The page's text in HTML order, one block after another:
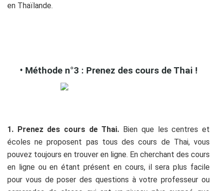
en Thaïlande.
• Méthode n°3 : Prenez des cours de Thai !
1. Prenez des cours de Thai. Bien que les centres et
écoles ne proposent pas tous des cours de Thai, vous
pouvez toujours en trouver en ligne. En cherchant des cours
en ligne ou en étant présent en cours, il sera plus facile
pour vous de poser des questions à votre professeur ou